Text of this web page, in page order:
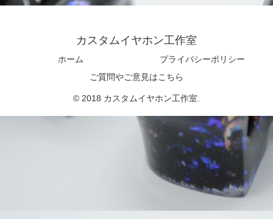
カスタムイヤホン工作室
ホーム
プライバシーポリシー
ご質問やご意見はこちら
© 2018 カスタムイヤホン工作室.